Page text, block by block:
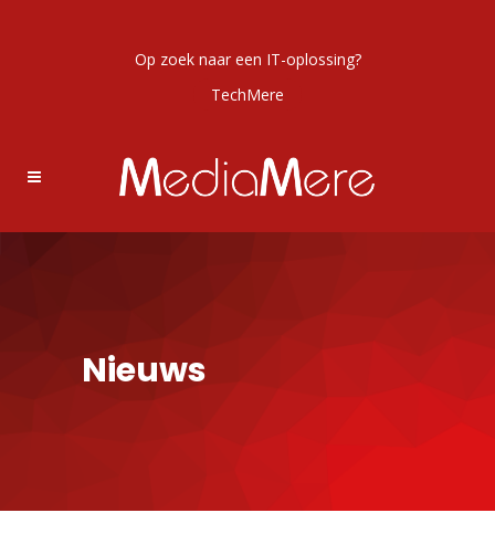
Op zoek naar een IT-oplossing?
TechMere
Nieuws